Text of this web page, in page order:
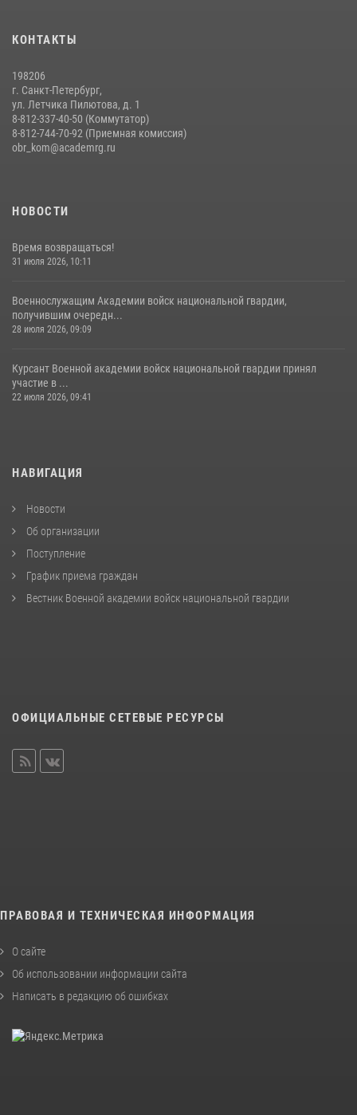
Мастер‑класс по стрельбе: точность, тактика, профессионализм
КОНТАКТЫ
198206
г. Санкт-Петербург,
ул. Летчика Пилютова, д. 1
8-812-337-40-50 (Коммутатор)
8-812-744-70-92 (Приемная комиссия)
obr_kom@academrg.ru
НОВОСТИ
Время возвращаться!
31 июля 2026, 10:11
Военнослужащим Академии войск национальной гвардии,
получившим очередн...
28 июля 2026, 09:09
Курсант Военной академии войск национальной гвардии принял
участие в ...
22 июля 2026, 09:41
НАВИГАЦИЯ
Новости
Об организации
Поступление
График приема граждан
Вестник Военной академии войск национальной гвардии
ОФИЦИАЛЬНЫЕ СЕТЕВЫЕ РЕСУРСЫ
ПРАВОВАЯ И ТЕХНИЧЕСКАЯ ИНФОРМАЦИЯ
О сайте
Об использовании информации сайта
Написать в редакцию об ошибках